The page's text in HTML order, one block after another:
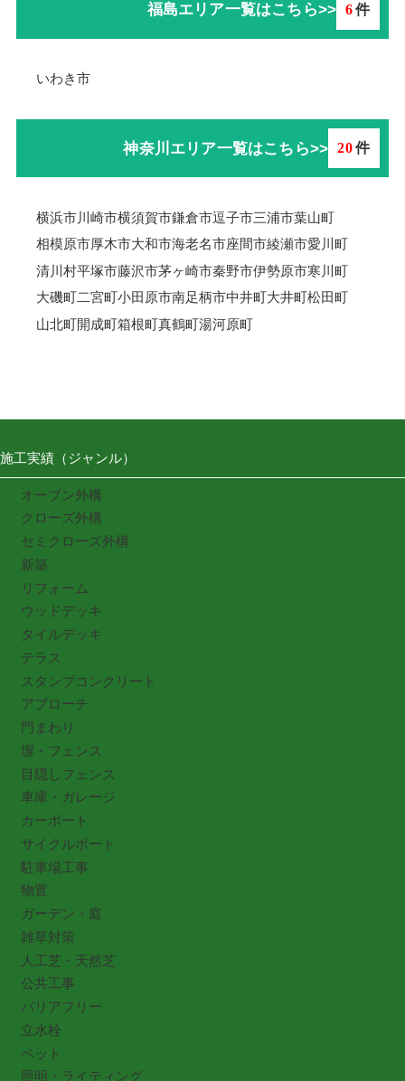
福島エリア一覧はこちら>> 6件
いわき市
神奈川エリア一覧はこちら>> 20件
横浜市川崎市横須賀市鎌倉市逗子市三浦市葉山町
相模原市厚木市大和市海老名市座間市綾瀬市愛川町
清川村平塚市藤沢市茅ヶ崎市秦野市伊勢原市寒川町
大磯町二宮町小田原市南足柄市中井町大井町松田町
山北町開成町箱根町真鶴町湯河原町
施工実績（ジャンル）
オープン外構
クローズ外構
セミクローズ外構
新築
リフォーム
ウッドデッキ
タイルデッキ
テラス
スタンプコンクリート
アプローチ
門まわり
塀・フェンス
目隠しフェンス
車庫・ガレージ
カーポート
サイクルポート
駐車場工事
物置
ガーデン・庭
雑草対策
人工芝・天然芝
公共工事
バリアフリー
立水栓
ペット
照明・ライティング